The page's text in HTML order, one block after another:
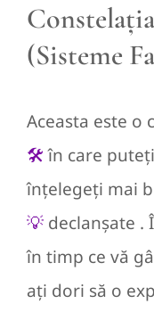
(Sisteme
Aceasta este o
🛠în care
înțelegeți mai
💡 declanșate .
în timp ce vă
ați dori să o